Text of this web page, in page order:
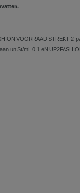
VOORRAAD STREKT 2-
un St/mL 0 1 eN